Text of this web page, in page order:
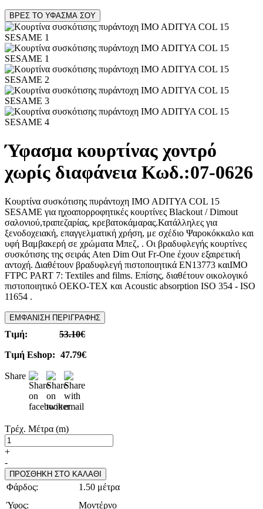
ΒΡΕΣ ΤΟ ΥΦΑΣΜΑ ΣΟΥ
Ύφασμα κουρτίνας χοντρό
χωρίς διαφάνεια Κωδ.:07-0626
Κουρτίνα συσκότισης πυράντοχη IMO ADITYA COL 15
SESAME για ηχοαπορροφητικές κουρτίνες Blackout / Dimout
σαλονιού,τραπεζαρίας, κρεβατοκάμαρας.Κατάλληλες για
ξενοδοχειακή, επαγγελματική χρήση, με σχέδιο Ψαροκόκκαλο και
υφή Βαμβακερή σε χρώματα Μπεζ, . Οι βραδυφλεγής κουρτίνες
συσκότισης της σειράς Aten Dim Out Fr-One έχουν εξαιρετική
αντοχή. Διαθέτουν βραδυφλεγή πιστοποιητικά EN13773 καιIMO
FTPC PART 7: Textiles and films. Επίσης, διαθέτουν οικολογικό
πιστοποιητικό OEKO-TEX και Acoustic absorption ISO 354 - ISO
11654 .
ΕΜΦΑΝΙΣΗ ΠΕΡΙΓΡΑΦΗΣ
Τιμή: 53.10€
Τιμή Eshop: 47.79€
Share
Τρέχ. Μέτρα (m)
+
-
ΠΡΟΣΘΗΚΗ ΣΤΟ ΚΑΛΑΘΙ
Φάρδος:
1.50 μέτρα
Ύφος:
Μοντέρνο